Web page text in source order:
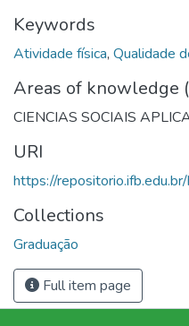
Keywords
Atividade física, Qualidade
Areas of knowledge
CIENCIAS SOCIAIS
URI
https://
Collections
Graduação
Full item page